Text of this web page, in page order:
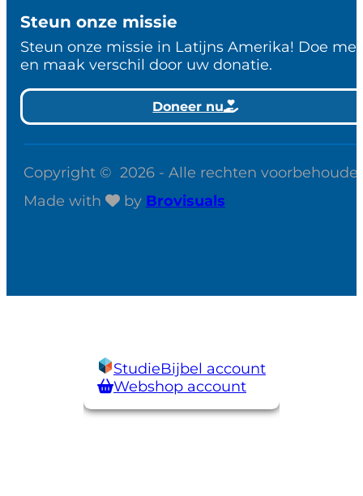
Steun onze missie
Steun onze missie in Latijns Amerika! Doe
en maak verschil door uw donatie.
Doneer nu
Copyright © 2026 - Alle rechten
Made with
by Brovisuals
StudieBijbel account
Webshop account